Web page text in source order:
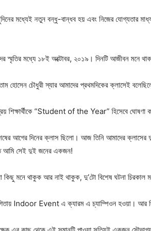
মধ্যেই নতুন বন্ধু-বান্ধব হয় এবং নিজের যোগ্যতার
স্মৃতির মধ্যে ১৮ই অক্টোবর, ২০১৯। দিনটি আজীবন মনে
হোসেন চৌধুরী স্যার আমাদের প্রথমদিকের ক্লাসেই
শিক্ষার্থীকে “Student of the Year” হিসেবে ঘোষণা
আগের দিনের ক্লাস ছিলো। আজ তিনি আমাদের
আমি সেই দুই জনের একজন!
মনে থাকুক আর নাই থাকুক, দু’টো বিশেষ ঘটনা চিরকাল
Indoor Event এ ক্যারম এ চ্যাম্পিওন হওয়া। আর